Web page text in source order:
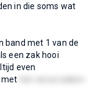
in die soms wat
band met 1 van de
een zak hooi
even
met